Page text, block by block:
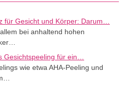
für Gesicht und Körper: Darum…
bei anhaltend hohen
Gesichtspeeling für ein…
wie etwa AHA-Peeling und